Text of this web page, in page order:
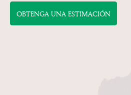
OBTENGA UNA ESTIMACIÓN